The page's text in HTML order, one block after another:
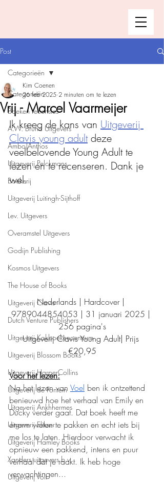
Post
Categorieën
Boeken recensies
A.W. Bruna Uitgevers
Ambo|Anthos
Uitgeverij Pelckmans
Boekerij
Uitgeverij Luitingh-Sijthoff
Lev. Uitgevers
Overamstel Uitgevers
Godijn Publishing
Kosmos Uitgevers
The House of Books
Uitgeverij Clavis
Dutch Venture Publishers
Uitgeverij Kokboekencentrum
Uitgeverij Blossom Books
Uitgeverij HarperCollins
Uitgeverij de Fontein
Uitgeverij Ankhhermes
Uitgeverij Elikser
Uitgeverij Hamley Books
Xanders uitgevers b.v.
Uitgeverij Volt
Categorieën
Vrij - Marcel Vaarmeijer
Kim Coenen
26 feb 2025 2 minuten om te lezen
Ik kreeg de kans van Uitgeverij
Clavis young adult deze
veelbelovende Young Adult te
lezen en te recenseren. Dank je
wel.
Nederlands | Hardcover |
9789044854053 | 31 januari 2025 |
256 pagina's
Uitgeverij Clavis Young Adult| Prijs
€20,95
Voor het lezen:
Na het lezen van Voel ben ik ontzettend
benieuwd hoe het verhaal van Emily en
Ducky verder gaat. Dat boek heeft me
enorm weten te pakken en echt iets bij
me los te laten. Hierdoor verwacht ik
opnieuw een pakkend, intens en puur
verhaal dat je raakt. Ik heb hoge
verwachtingen...